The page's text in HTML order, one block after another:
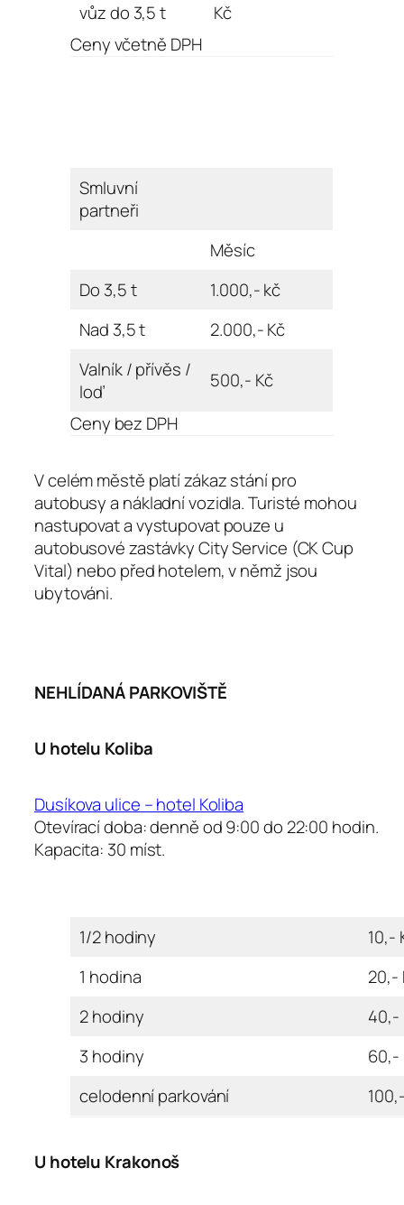
vůz do 3,5 t
Kč
Ceny včetně DPH
Smluvní
partneři
Měsíc
Do 3,5 t
1.000,- kč
Nad 3,5 t
2.000,- Kč
Valník / přívěs /
loď
500,- Kč
Ceny bez DPH
V celém městě platí zákaz stání pro
autobusy a nákladní vozidla. Turisté mohou
nastupovat a vystupovat pouze u
autobusové zastávky City Service (CK Cup
Vital) nebo před hotelem, v němž jsou
ubytováni.
NEHLÍDANÁ PARKOVIŠTĚ
U hotelu Koliba
Dusíkova ulice – hotel Koliba
Otevírací doba: denně od 9:00 do 22:00 hodin.
Kapacita: 30 míst.
1/2 hodiny
10,-
1 hodina
20,-
2 hodiny
40,-
3 hodiny
60,-
celodenní parkování
U hotelu Krakonoš